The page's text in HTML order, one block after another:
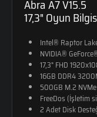
Abra A7 V15.5
17,3" Oyun
Intel® Raptor
NVIDIA®
17,3" FHD
16GB DDR4
500GB M.2
FreeDos (İşletim
2 Adet Disk